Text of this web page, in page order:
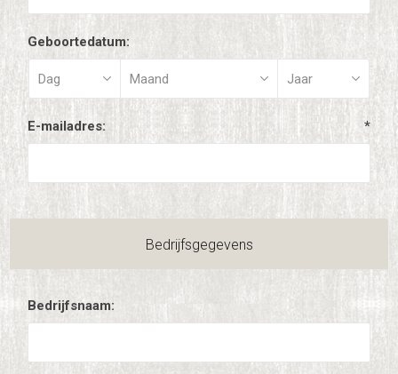
Geboortedatum:
E-mailadres: *
Bedrijfsgegevens
Bedrijfsnaam: